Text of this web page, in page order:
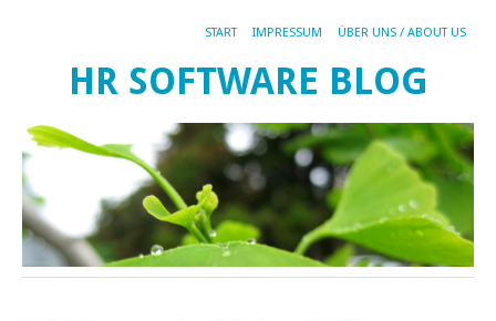
START IMPRESSUM ÜBER UNS / ABOUT US
HR SOFTWARE BLOG